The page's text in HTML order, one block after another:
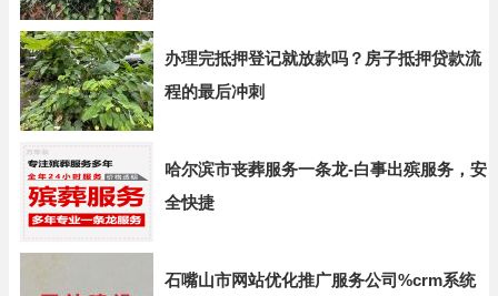
办理完抵押登记就放款吗？房子抵押贷款流
程的最后冲刺
哈尔滨市丧葬服务一条龙-白事出殡服务，安
全快捷
石嘴山市网站优化推广服务公司%crm系统